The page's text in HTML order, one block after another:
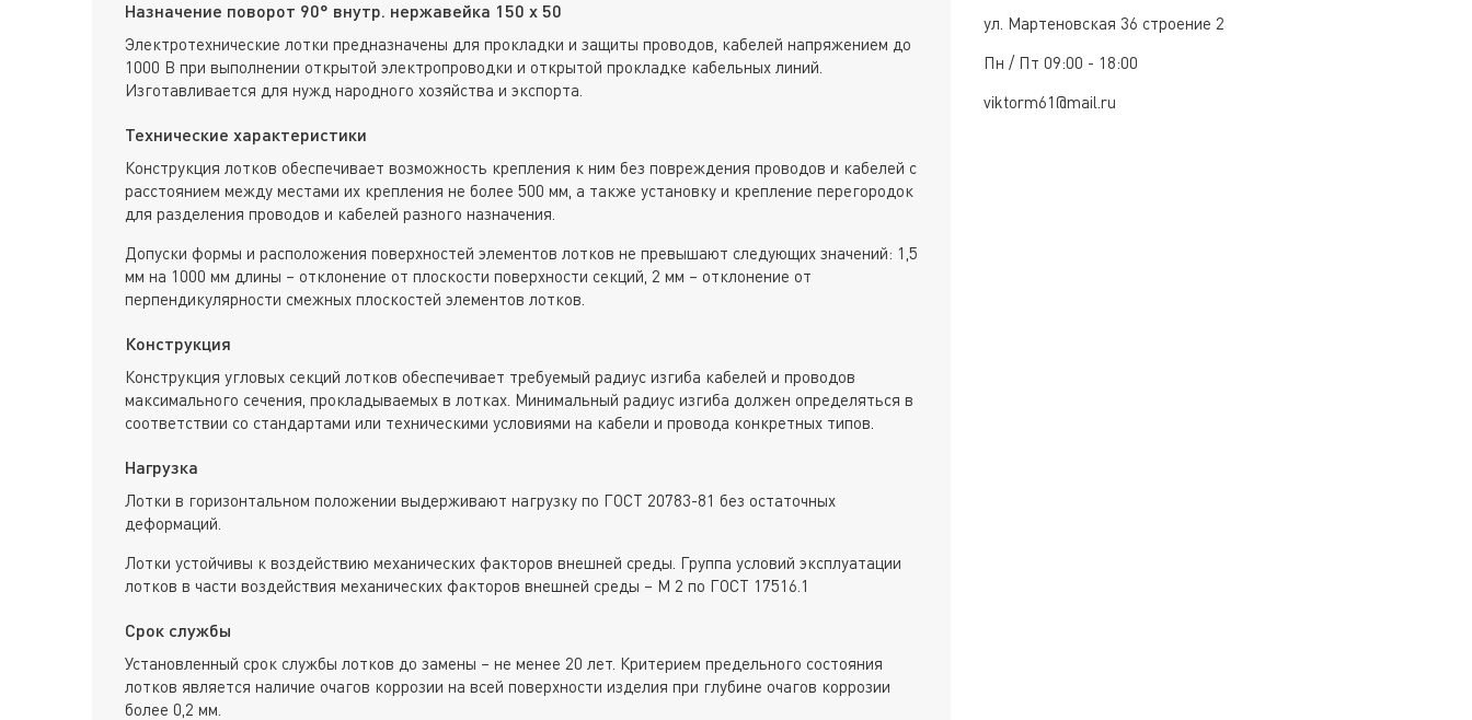
Назначение поворот 90° внутр. нержавейка 150 х 50
Электротехнические лотки предназначены для прокладки и защиты проводов, кабелей напряжением до
1000 В при выполнении открытой электропроводки и открытой прокладке кабельных линий.
Изготавливается для нужд народного хозяйства и экспорта.
Технические характеристики
Конструкция лотков обеспечивает возможность крепления к ним без повреждения проводов и кабелей с
расстоянием между местами их крепления не более 500 мм, а также установку и крепление перегородок
для разделения проводов и кабелей разного назначения.
Допуски формы и расположения поверхностей элементов лотков не превышают следующих значений: 1,5
мм на 1000 мм длины – отклонение от плоскости поверхности секций, 2 мм – отклонение от
перпендикулярности смежных плоскостей элементов лотков.
Конструкция
Конструкция угловых секций лотков обеспечивает требуемый радиус изгиба кабелей и проводов
максимального сечения, прокладываемых в лотках. Минимальный радиус изгиба должен определяться в
соответствии со стандартами или техническими условиями на кабели и провода конкретных типов.
Нагрузка
Лотки в горизонтальном положении выдерживают нагрузку по ГОСТ 20783-81 без остаточных
деформаций.
Лотки устойчивы к воздействию механических факторов внешней среды. Группа условий эксплуатации
лотков в части воздействия механических факторов внешней среды – М 2 по ГОСТ 17516.1
Срок службы
Установленный срок службы лотков до замены – не менее 20 лет. Критерием предельного состояния
лотков является наличие очагов коррозии на всей поверхности изделия при глубине очагов коррозии
более 0,2 мм.
ул. Мартеновская 36 строение 2
Пн / Пт 09:00 - 18:00
viktorm61@mail.ru